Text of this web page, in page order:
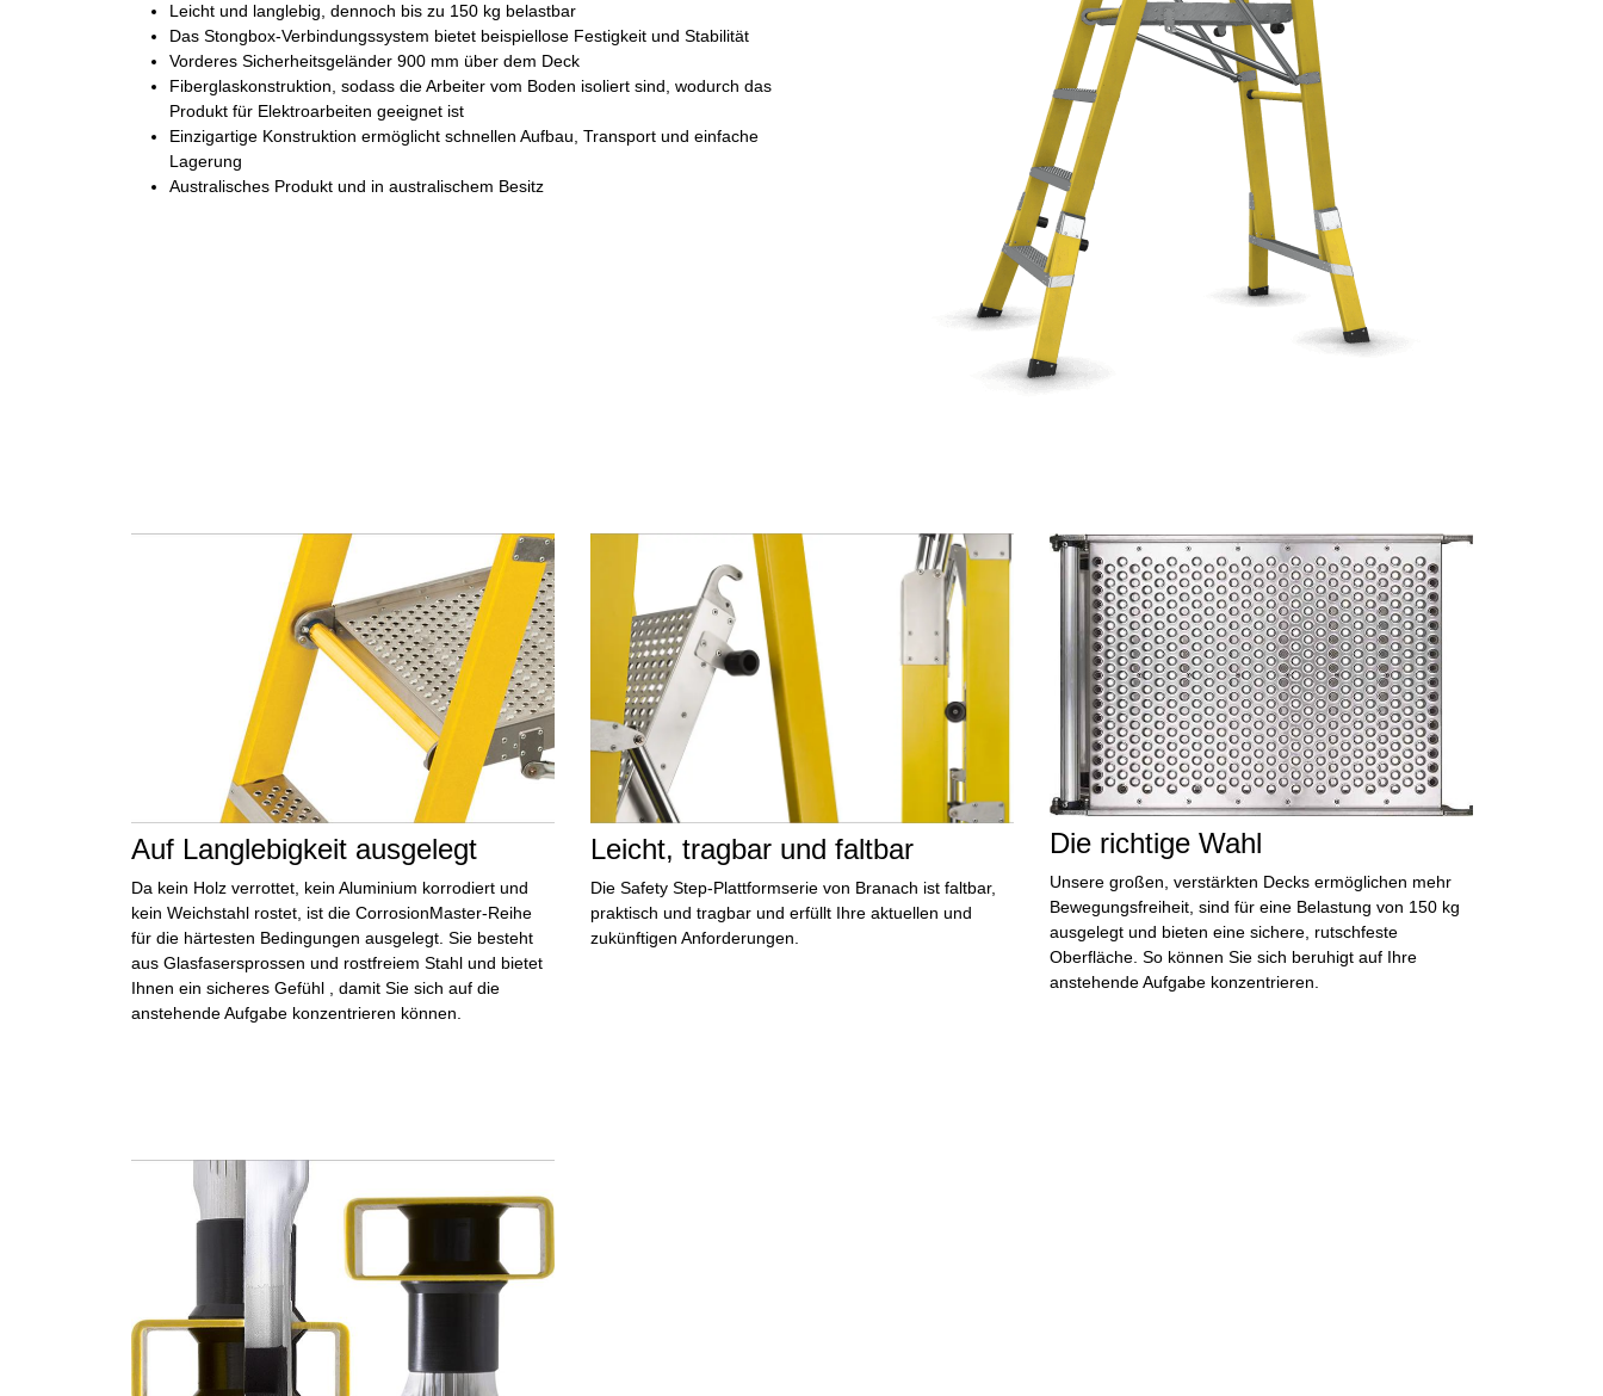
Leicht und langlebig, dennoch bis zu 150 kg belastbar
Das Stongbox-Verbindungssystem bietet beispiellose Festigkeit und Stabilität
Vorderes Sicherheitsgeländer 900 mm über dem Deck
Fiberglaskonstruktion, sodass die Arbeiter vom Boden isoliert sind, wodurch das
Produkt für Elektroarbeiten geeignet ist
Einzigartige Konstruktion ermöglicht schnellen Aufbau, Transport und einfache
Lagerung
Australisches Produkt und in australischem Besitz
Auf Langlebigkeit ausgelegt
Da kein Holz verrottet, kein Aluminium korrodiert und
kein Weichstahl rostet, ist die CorrosionMaster-Reihe
für die härtesten Bedingungen ausgelegt. Sie besteht
aus Glasfasersprossen und rostfreiem Stahlund bietet
Ihnen ein sicheres Gefühl, damit Sie sich auf die
anstehende Aufgabe konzentrieren können.
Leicht, tragbar und faltbar
Die Safety Step-Plattformserie von Branach ist faltbar,
praktisch und tragbar und erfüllt Ihre aktuellen und
zukünftigen Anforderungen.
Die richtige Wahl
Unsere großen, verstärkten Decks ermöglichen mehr
Bewegungsfreiheit, sind für eine Belastung von 150 kg
ausgelegt und bieten eine sichere, rutschfeste
Oberfläche. So können Sie sich beruhigt auf Ihre
anstehende Aufgabe konzentrieren.